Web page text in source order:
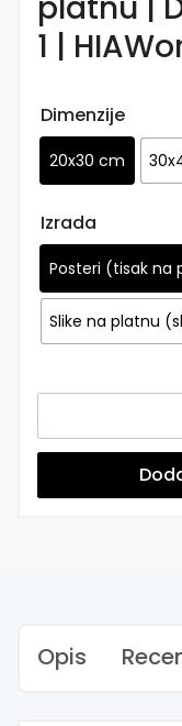
1 |
Dimenzije
20x30 cm
Izrada
Posteri (tisak na
Slike na platnu
ili
na
HIAWorkshop®
Opis